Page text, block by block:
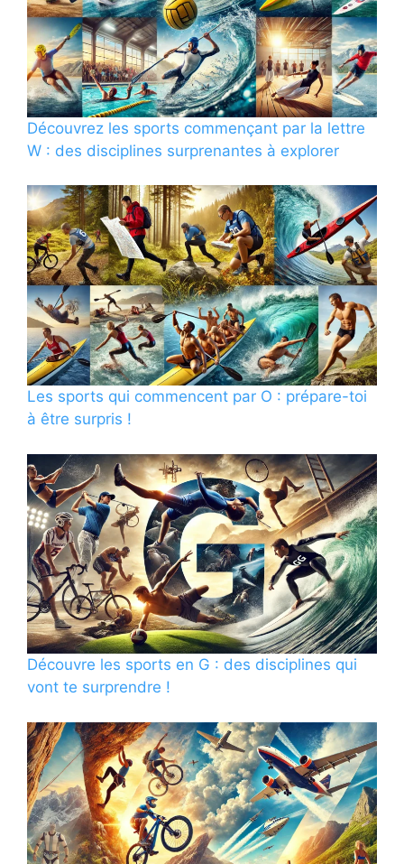
Découvrez les sports commençant par la lettre
W : des disciplines surprenantes à explorer
Les sports qui commencent par O : prépare-toi
à être surpris !
Découvre les sports en G : des disciplines qui
vont te surprendre !